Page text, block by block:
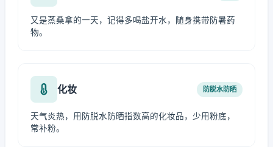
又是蒸桑拿的一天，记得多喝盐开水，随身携带防暑药
物。
化妆 防脱水防晒
天气炎热，用防脱水防晒指数高的化妆品，少用粉底，
常补粉。